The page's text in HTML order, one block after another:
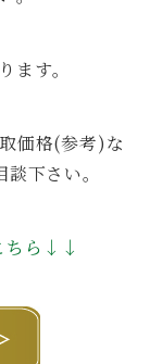
ます。
価格(参考)な
下さい。
ちら↓↓